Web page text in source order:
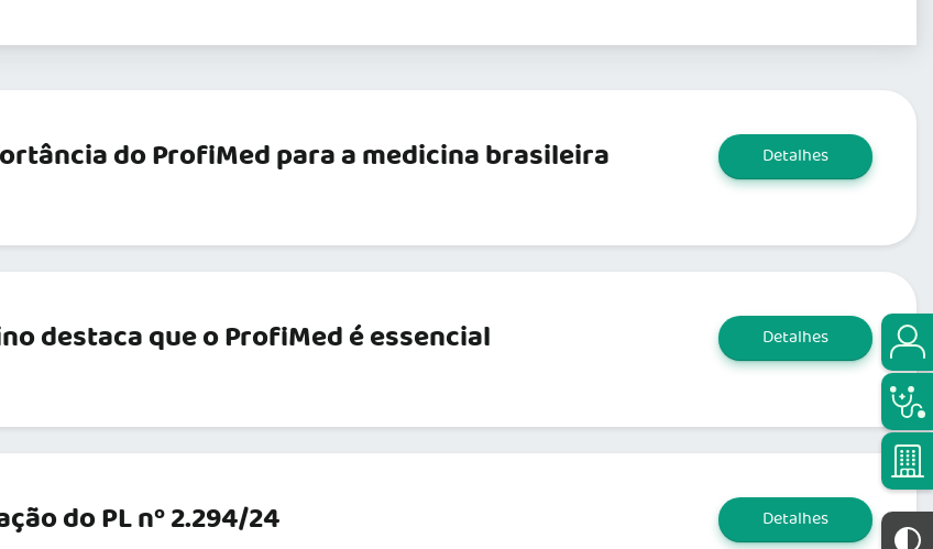
do ProfiMed para a medicina brasileira Detalhes
destaca que o ProfiMed é essencial Detalhes
do PL nº 2.294/24 Detalhes